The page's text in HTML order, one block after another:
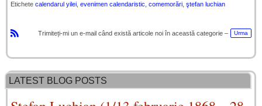
Etichete calendarul yilei evenimen calendaristic comemorări ştefan luchian
S
Trimiteți-mi un e-mail când există articole noi în această categorie – Urma
LATEST BLOG POSTS